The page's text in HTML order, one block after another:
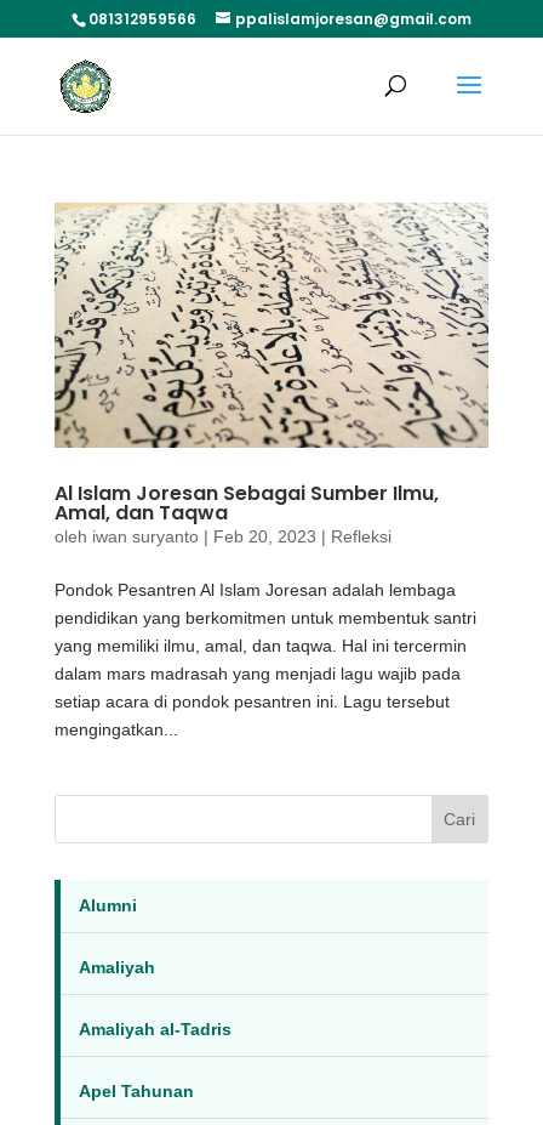
081312959566 ppalislamjoresan@gmail.com
Al Islam Joresan Sebagai Sumber Ilmu,
Amal, dan Taqwa
oleh iwan suryanto| Feb 20, 2023 | Refleksi
Pondok Pesantren Al Islam Joresan adalah lembaga
pendidikan yang berkomitmen untuk membentuk santri
yang memiliki ilmu, amal, dan taqwa. Hal ini tercermin
dalam mars madrasah yang menjadi lagu wajib pada
setiap acara di pondok pesantren ini. Lagu tersebut
mengingatkan...
Cari
Alumni
Amaliyah
Amaliyah al-Tadris
Apel Tahunan